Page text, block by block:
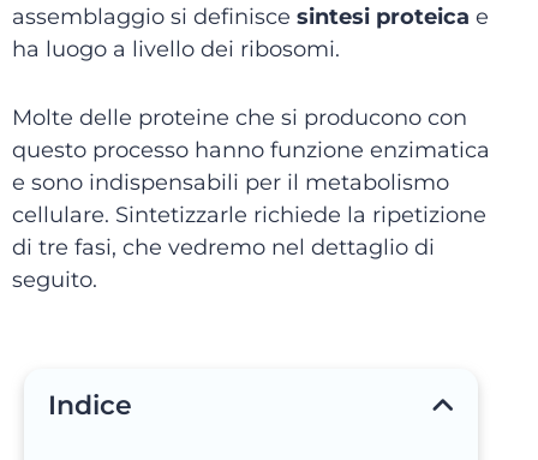
assemblaggio si definisce sintesi proteica e
ha luogo a livello dei ribosomi.
Molte delle proteine che si producono con
questo processo hanno funzione enzimatica
e sono indispensabili per il metabolismo
cellulare. Sintetizzarle richiede la ripetizione
di tre fasi, che vedremo nel dettaglio di
seguito.
Indice